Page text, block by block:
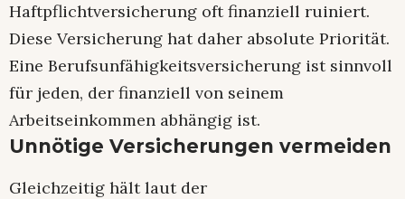
Haftpflichtversicherung oft finanziell ruiniert.
Diese Versicherung hat daher absolute Priorität.
Eine Berufsunfähigkeitsversicherung ist sinnvoll
für jeden, der finanziell von seinem
Arbeitseinkommen abhängig ist.
Unnötige Versicherungen vermeiden
Gleichzeitig hält laut der